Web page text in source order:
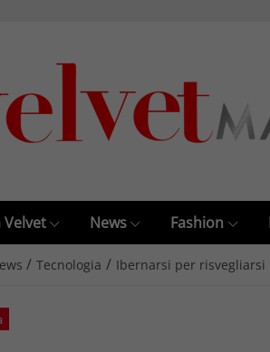
Velvet News Fashion
/ Tecnologia / Ibernarsi per risvegliarsi